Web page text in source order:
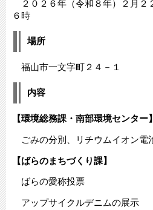
２０２６年（令和８年）２月２
６時
場所
福山市一文字町２４－１
内容
【環境総務課・南部環境センター】
ごみの分別、リチウムイオン電
【ばらのまちづくり課】
ばらの愛称投票
アップサイクルデニムの展示